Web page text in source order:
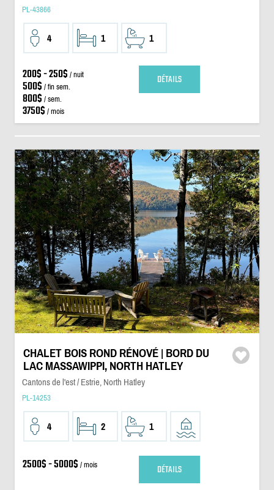
PL-43866
4 1 1
200$ - 250$ / nuit
500$ / fin sem.
800$ / sem.
3750$ / mois
DÉTAILS
CHALET BOIS ROND RÉNOVÉ | BORD DU
LAC MASSAWIPPI, NORTH HATLEY
Cantons de l'est / Estrie, North Hatley
PL-14253
4 2 1
2500$ - 5000$ / mois DÉTAILS